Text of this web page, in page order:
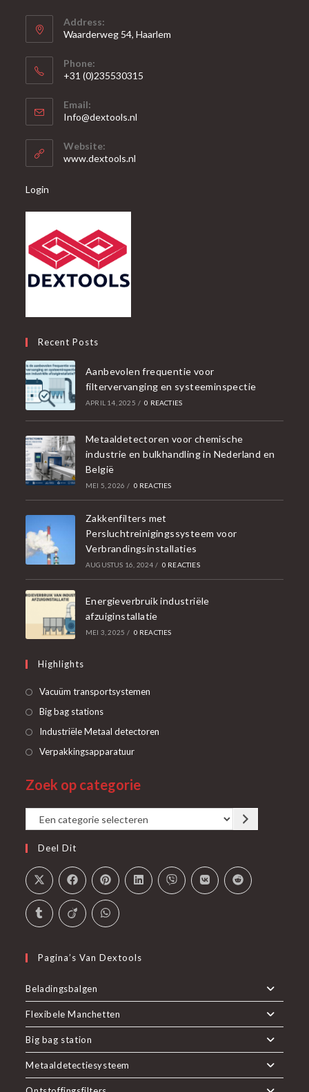
Address:
Waarderweg 54, Haarlem
Phone:
+31 (0)235530315
in
je
toepassing
Email:
Info@dextools.nl
Website:
www.dextools.nl
Login
Recent Posts
Aanbevolen frequentie voor
filtervervanging en systeeminspectie
APRIL 14, 2025 / 0 REACTIES
Metaaldetectoren voor chemische
industrie en bulkhandling in Nederland en
België
MEI 5, 2026 / 0 REACTIES
Zakkenfilters met
Persluchtreinigingssysteem voor
Verbrandingsinstallaties
AUGUSTUS 16, 2024 / 0 REACTIES
Energieverbruik industriële
afzuiginstallatie
MEI 3, 2025 / 0 REACTIES
Highlights
Vacuüm transportsystemen
Big bag stationsOpent
in
tab
Industriële Metaal detectoren
VerpakkingsapparatuurOpent
een
tab
Zoek op categorie
Een
categorie
selecteren
Deel Dit
Pagina’s Van Dextools
Beladingsbalgen
Flexibele Manchetten
Big bag station
Metaaldetectiesysteem